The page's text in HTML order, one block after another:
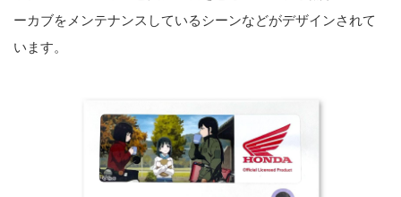
ーカブをメンテナンスしているシーンなどがデザインされて
います。